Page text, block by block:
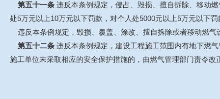
第五十一条 违反本条例规定，侵占、毁损、擅自拆除、移动
处5万元以上10万元以下罚款，对个人处5000元以上5万元以下
违反本条例规定，毁损、覆盖、涂改、擅自拆除或者移动燃
第五十二条 违反本条例规定，建设工程施工范围内有地下燃
施工单位未采取相应的安全保护措施的，由燃气管理部门责令